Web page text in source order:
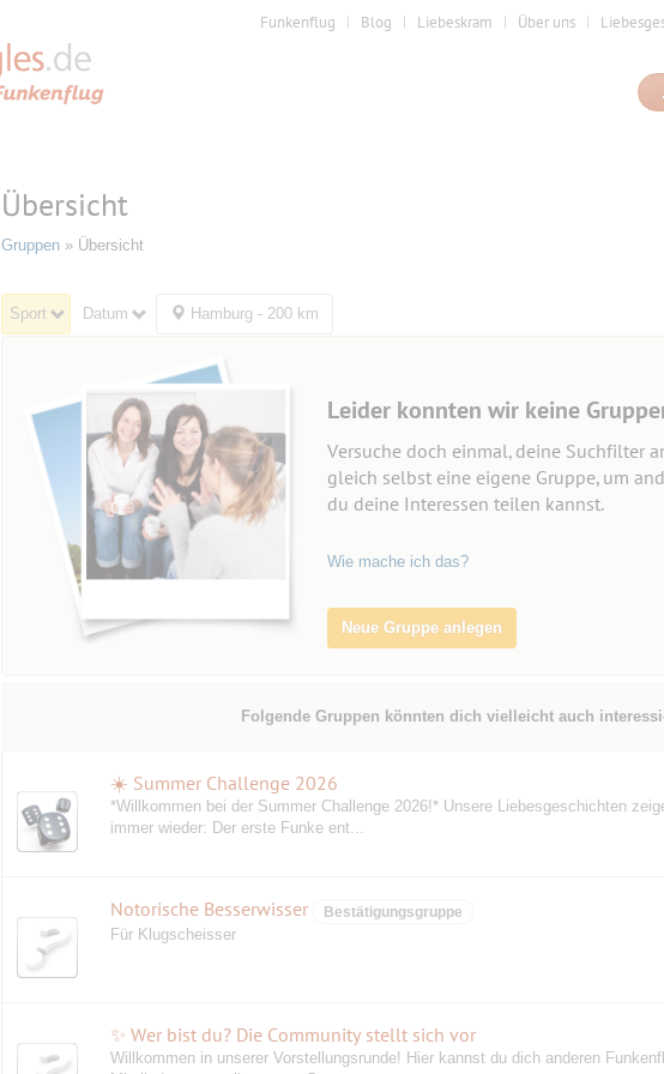
Funkenflug Blog Liebeskram Über uns
Übersicht
Gruppen» Übersicht
Sport Datum Hamburg - 200 km
Leider konnten wir keine
Versuche doch einmal, deine Suchfilter
gleich selbst eine eigene Gruppe, um
du deine Interessen teilen kannst.
Wie mache ich das?
Neue Gruppe anlegen
Folgende Gruppen könnten dich vielleicht auch
☀️ Summer Challenge 2026
️*Willkommen bei der Summer Challenge 2026!* Unsere Liebesgeschichten
immer wieder: Der erste Funke ent...
Notorische Besserwisser Bestätigungsgruppe
Für Klugscheisser
✨ Wer bist du? Die Community stellt sich vor
Willkommen in unserer Vorstellungsrunde! Hier kannst du dich anderen